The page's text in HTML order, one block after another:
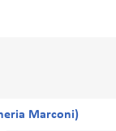
Marconi)